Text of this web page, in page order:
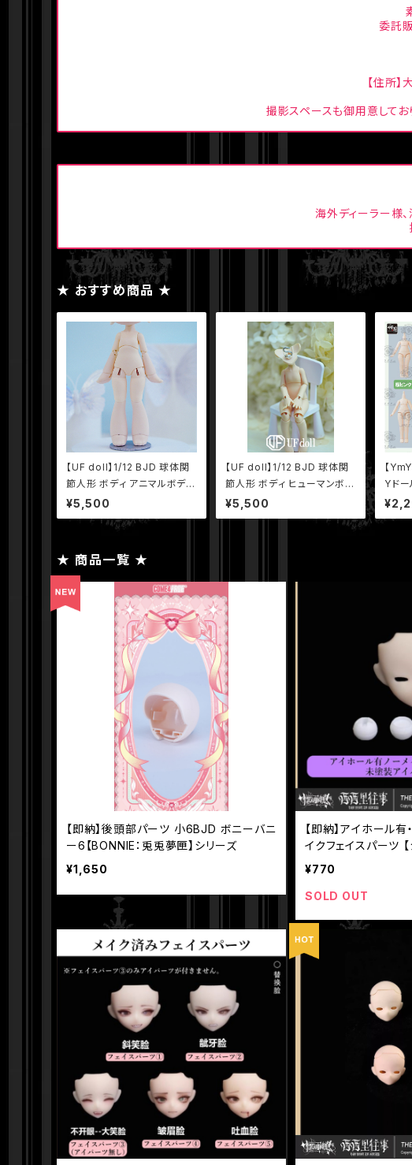
委託
【住所
撮影スペースも御用意してお
海外ディーラー様
★ おすすめ商品 ★
【UF doll】1/12 BJD 球体関
節人形 ボディ アニマルボディ
UFドール UFボディ
¥5,500
【UF doll】1/12 BJD 球体関
節人形 ボディ ヒューマンボデ
ィ UFドール UFボディ
¥5,500
【
Yド
ボデ
ト ピ
★ 商品一覧 ★
【即納】後頭部パーツ 小6BJD ボニーバニ
ー6【BONNIE：兎兎夢匣】シリーズ
¥1,650
【即納】アイホール有
イクフェイスパーツ
ーズ MJD ブラインド
¥770
SOLD OUT